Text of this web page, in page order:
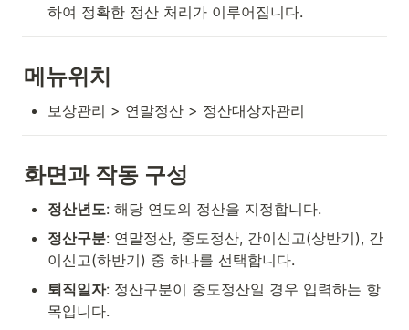
하여 정확한 정산 처리가 이루어집니다.
메뉴위치
보상관리 > 연말정산 > 정산대상자관리
화면과 작동 구성
정산년도: 해당 연도의 정산을 지정합니다.
정산구분: 연말정산, 중도정산, 간이신고(상반기), 간
이신고(하반기) 중 하나를 선택합니다.
퇴직일자: 정산구분이 중도정산일 경우 입력하는 항
목입니다.